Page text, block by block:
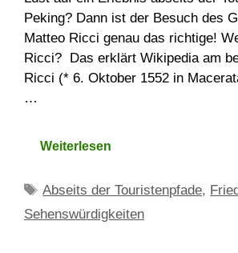
Peking? Dann ist der Besuch des
Matteo Ricci genau das richtige!
Ricci? Das erklärt Wikipedia am
Ricci (* 6. Oktober 1552 in
…
Weiterlesen
Schlagwörter
Abseits der Touristenpfade,
Sehenswürdigkeiten